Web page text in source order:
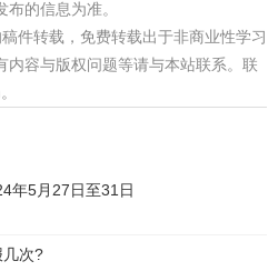
的信息为准。
件转载，免费转载出于非商业性学习
内容与版权问题等请与本站联系。联
年5月27日至31日
几次?